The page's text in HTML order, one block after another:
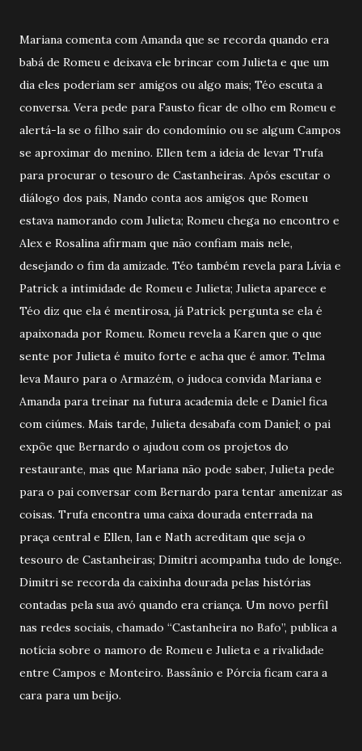
Mariana comenta com Amanda que se recorda quando era
babá de Romeu e deixava ele brincar com Julieta e que um
dia eles poderiam ser amigos ou algo mais; Téo escuta a
conversa. Vera pede para Fausto ficar de olho em Romeu e
alertá-la se o filho sair do condomínio ou se algum Campos
se aproximar do menino. Ellen tem a ideia de levar Trufa
para procurar o tesouro de Castanheiras. Após escutar o
diálogo dos pais, Nando conta aos amigos que Romeu
estava namorando com Julieta; Romeu chega no encontro e
Alex e Rosalina afirmam que não confiam mais nele,
desejando o fim da amizade. Téo também revela para Lívia e
Patrick a intimidade de Romeu e Julieta; Julieta aparece e
Téo diz que ela é mentirosa, já Patrick pergunta se ela é
apaixonada por Romeu. Romeu revela a Karen que o que
sente por Julieta é muito forte e acha que é amor. Telma
leva Mauro para o Armazém, o judoca convida Mariana e
Amanda para treinar na futura academia dele e Daniel fica
com ciúmes. Mais tarde, Julieta desabafa com Daniel; o pai
expõe que Bernardo o ajudou com os projetos do
restaurante, mas que Mariana não pode saber, Julieta pede
para o pai conversar com Bernardo para tentar amenizar as
coisas. Trufa encontra uma caixa dourada enterrada na
praça central e Ellen, Ian e Nath acreditam que seja o
tesouro de Castanheiras; Dimitri acompanha tudo de longe.
Dimitri se recorda da caixinha dourada pelas histórias
contadas pela sua avó quando era criança. Um novo perfil
nas redes sociais, chamado “Castanheira no Bafo”, publica a
notícia sobre o namoro de Romeu e Julieta e a rivalidade
entre Campos e Monteiro. Bassânio e Pórcia ficam cara a
cara para um beijo.